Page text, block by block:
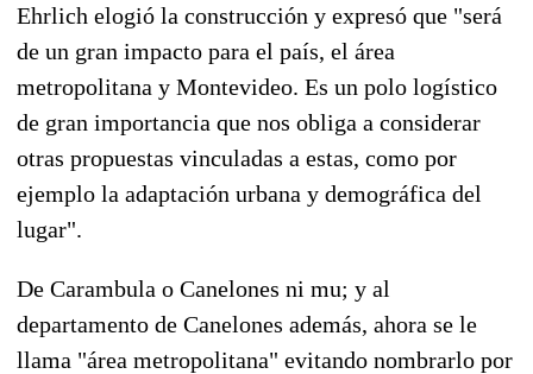
Ehrlich elogió la construcción y expresó que "será
de un gran impacto para el país, el área
metropolitana y Montevideo. Es un polo logístico
de gran importancia que nos obliga a considerar
otras propuestas vinculadas a estas, como por
ejemplo la adaptación urbana y demográfica del
lugar".
De Carambula o Canelones ni mu; y al
departamento de Canelones además, ahora se le
llama "área metropolitana" evitando nombrarlo por